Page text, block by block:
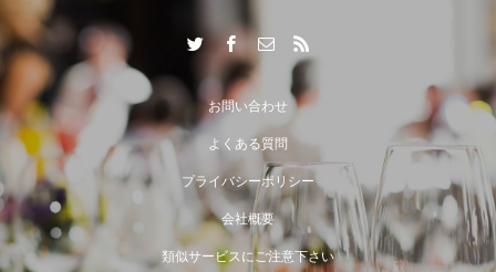
出張シェフサービスならではの付加価値とは？
お問い合わせ
よくある質問
プライバシーポリシー
会社概要
類似サービスにご注意下さい